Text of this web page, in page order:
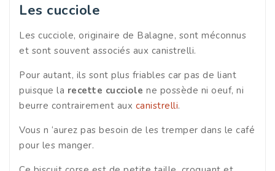
Les cucciole
Les cucciole, originaire de Balagne, sont méconnus
et sont souvent associés aux canistrelli.
Pour autant, ils sont plus friables car pas de liant
puisque la recette cucciole ne possède ni oeuf, ni
beurre contrairement aux canistrelli.
Vous n ‘aurez pas besoin de les tremper dans le café
pour les manger.